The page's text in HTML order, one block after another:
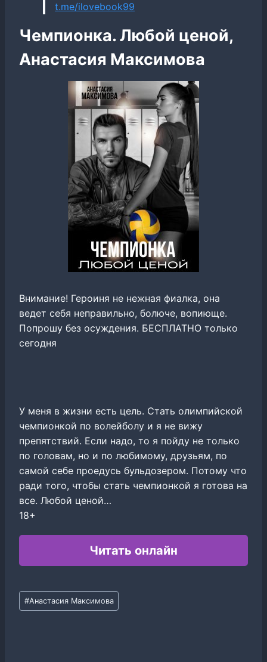
t.me/ilovebook99
Чемпионка. Любой ценой,
Анастасия Максимова
Внимание! Героиня не нежная фиалка, она
ведет себя неправильно, болюче, вопиюще.
Попрошу без осуждения. БЕСПЛАТНО только
сегодня
У меня в жизни есть цель. Стать олимпийской
чемпионкой по волейболу и я не вижу
препятствий. Если надо, то я пойду не только
по головам, но и по любимому, друзьям, по
самой себе проедусь бульдозером. Потому что
ради того, чтобы стать чемпионкой я готова на
все. Любой ценой…
18+
Читать онлайн
Метки
записи:
#Анастасия Максимова